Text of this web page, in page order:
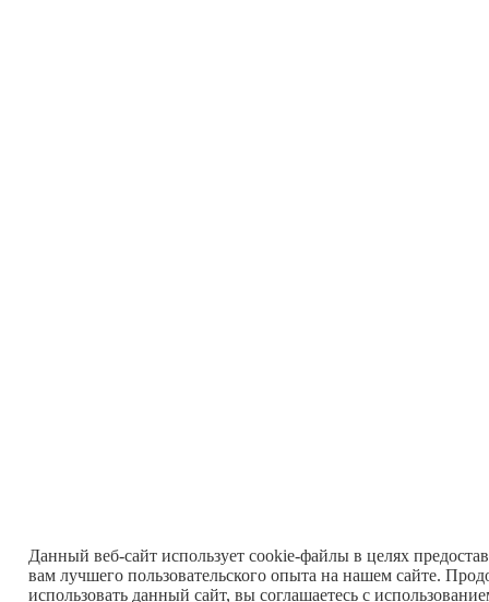
Данный веб-сайт использует cookie-файлы в целях
вам лучшего пользовательского опыта на нашем сайте.
использовать данный сайт, вы соглашаетесь с